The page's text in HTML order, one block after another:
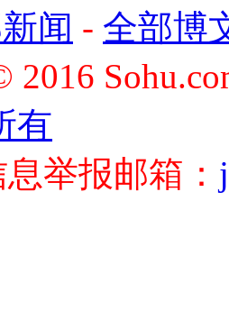
闻 - 全部博
2016
有
举报邮箱：